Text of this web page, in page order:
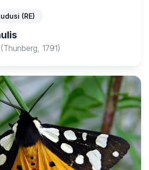
(RE)
(Thunberg, 1791)